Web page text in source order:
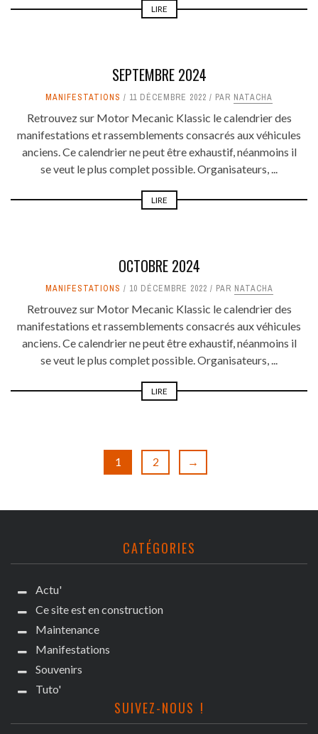
LIRE
SEPTEMBRE 2024
MANIFESTATIONS 11 DÉCEMBRE 2022 PAR NATACHA
Retrouvez sur Motor Mecanic Klassic le calendrier des
manifestations et rassemblements consacrés aux véhicules
anciens. Ce calendrier ne peut être exhaustif, néanmoins il
se veut le plus complet possible. Organisateurs, ...
LIRE
OCTOBRE 2024
MANIFESTATIONS 10 DÉCEMBRE 2022 PAR NATACHA
Retrouvez sur Motor Mecanic Klassic le calendrier des
manifestations et rassemblements consacrés aux véhicules
anciens. Ce calendrier ne peut être exhaustif, néanmoins il
se veut le plus complet possible. Organisateurs, ...
LIRE
1 2 →
CATÉGORIES
Actu'
Ce site est en construction
Maintenance
Manifestations
Souvenirs
Tuto'
SUIVEZ-NOUS !